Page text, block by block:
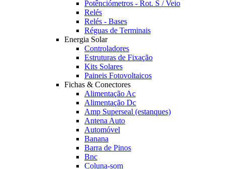
Potênciómetros - Rot. S / Veio
Relés
Relés - Bases
Réguas de Terminais
Energia Solar
Controladores
Estruturas de Fixação
Kits Solares
Paineis Fotovoltaicos
Fichas & Conectores
Alimentação Ac
Alimentação Dc
Amp Superseal (estanques)
Antena Auto
Automóvel
Banana
Barra de Pinos
Bnc
Coluna-som